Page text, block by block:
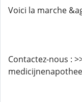
Voici la marche
Contactez-nous :